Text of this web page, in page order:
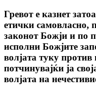
Гревот е казнет
етички самовласно,
законот Божји и по
исполни Божјите
волјата туку против
потчинувајќи ја
волјата на